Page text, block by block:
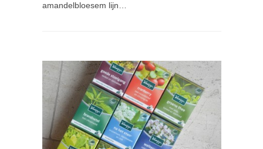
amandelbloesem lijn…